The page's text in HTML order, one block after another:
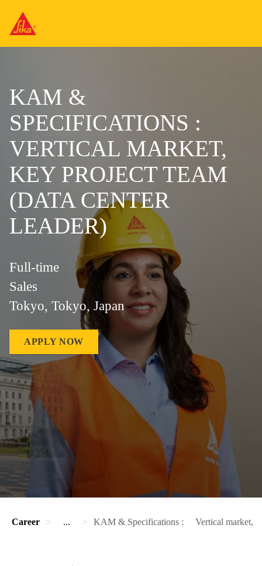
KAM &
SPECIFICATIONS :
VERTICAL MARKET,
KEY PROJECT TEAM
(DATA CENTER
LEADER)
Full-time
Sales
Tokyo, Tokyo, Japan
APPLY NOW
Career ... KAM & Specifications : Vertical market,